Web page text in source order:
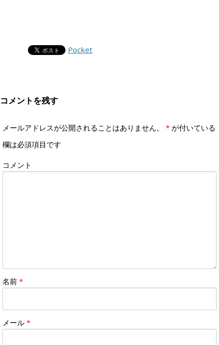
Pocket
コメントを残す
メールアドレスが公開されることはありません。 * が付いている
欄は必須項目です
コメント
名前 *
メール *